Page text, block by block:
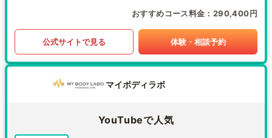
おすすめコース料金 290,400円
公式サイトで見る 体験・相談予約
マイボディラボ
YouTubeで人気